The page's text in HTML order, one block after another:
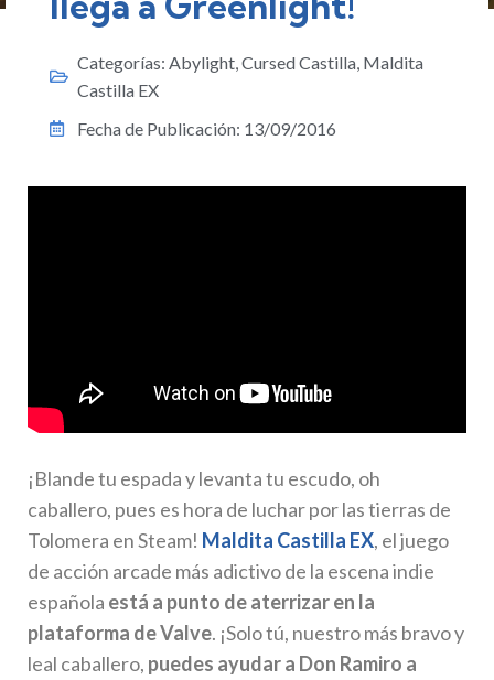
Categorías: Abylight,Cursed Castilla, Maldita
Castilla EX
Fecha de Publicación: 13/09/2016
¡Blande tu espada y levanta tu escudo, oh
caballero, pues es hora de luchar por las tierras de
Tolomera en Steam! Maldita Castilla EX, el juego
de acción arcade más adictivo de la escena indie
española está a punto de aterrizar en la
plataforma de Valve. ¡Solo tú, nuestro más bravo y
leal caballero, puedes ayudar a Don Ramiro a